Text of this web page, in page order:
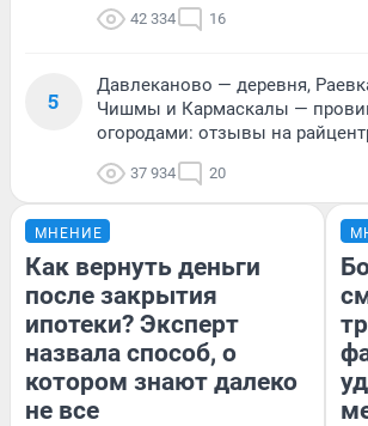
42 334 16
5
Давлеканово — деревня,
Чишмы и Кармаскалы —
огородами: отзывы на
37 934 20
МНЕНИЕ
Как вернуть деньги
после закрытия
ипотеки? Эксперт
назвала способ, о
котором знают далеко
не все